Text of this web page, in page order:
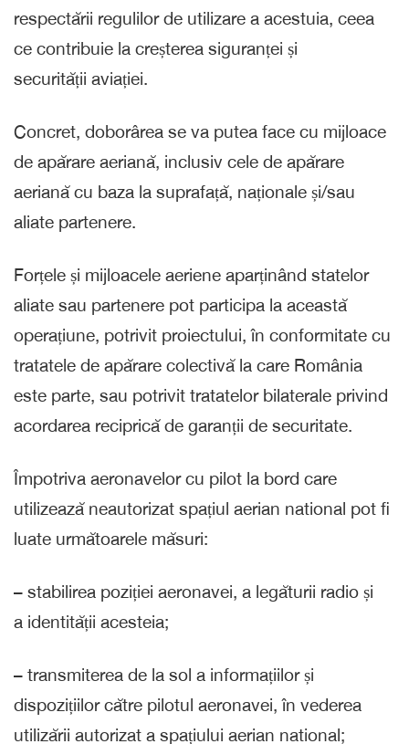
respectării regulilor de utilizare a acestuia, ceea
ce contribuie la creșterea siguranței și
securității aviației.
Concret, doborârea se va putea face cu mijloace
de apărare aeriană, inclusiv cele de apărare
aeriană cu baza la suprafață, naționale și/sau
aliate partenere.
Forțele și mijloacele aeriene aparținând statelor
aliate sau partenere pot participa la această
operațiune, potrivit proiectului, în conformitate cu
tratatele de apărare colectivă la care România
este parte, sau potrivit tratatelor bilaterale privind
acordarea reciprică de garanții de securitate.
Împotriva aeronavelor cu pilot la bord care
utilizează neautorizat spațiul aerian national pot fi
luate următoarele măsuri:
– stabilirea poziției aeronavei, a legăturii radio și
a identității acesteia;
– transmiterea de la sol a informațiilor și
dispozițiilor către pilotul aeronavei, în vederea
utilizării autorizat a spațiului aerian national;